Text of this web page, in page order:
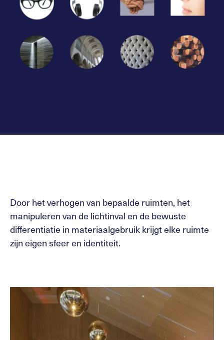
Door het verhogen van bepaalde ruimten, het
manipuleren van de lichtinval en de bewuste
differentiatie in materiaalgebruik krijgt elke ruimte
zijn eigen sfeer en identiteit.